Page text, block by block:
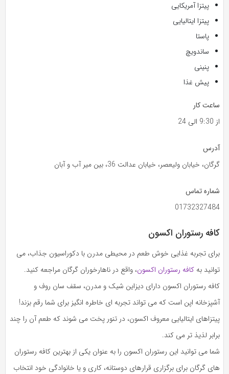
پیتزا آمریکایی
پیتزا ایتالیایی
پاستا
ساندویچ
پنینی
پیش غذا
ساعت کار
از 9:30 الی 24
آدرس
گرگان، خیابان ولیعصر، خیابان عدالت 36، بین میر آب و آبان
شماره تماس
01732327484
کافه رستوران اکسون
برای تجربه غذایی خوش طعم در محیطی مدرن با دکوراسیون جذاب، می
توانید به کافه رستوران اکسون، واقع در ناهارخوران گرگان مراجعه کنید.
کافه رستوران اکسون دارای دیزاین شیک و مدرن، سقف سان روف و
آشپزخانه اپن است که می تواند تجربه ای خاطره انگیز برای شما رقم بزند!
پیتزاهای ایتالیایی معروف اکسون، در تنور پخت می شوند که طعم آن را چند
برابر لذیذ تر می کند.
شما می توانید این رستوران اکسون را به عنوان یکی از بهترین کافه رستوران
های گرگان برای برگزاری قرارهای دوستانه، کاری و یا خانوادگی خود انتخاب